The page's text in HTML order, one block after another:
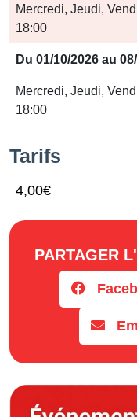
Jours
Mercredi, Jeudi,
18:00
Du 01/10/2026 au
Mercredi, Jeudi,
18:00
Tarifs
4,00€
PARTAGER